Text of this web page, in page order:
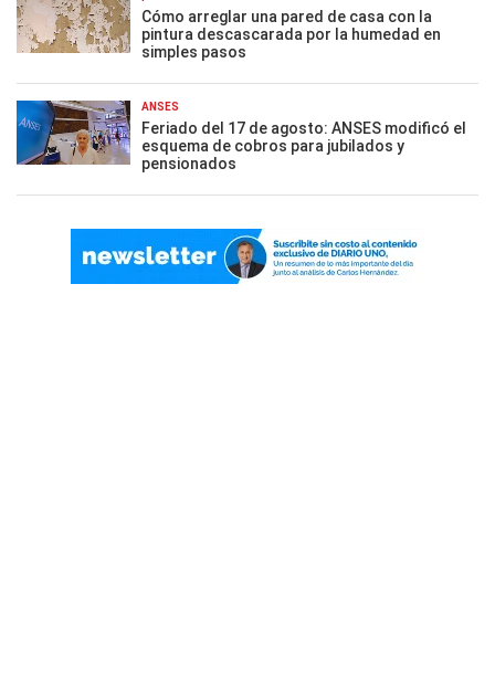
Cómo arreglar una pared de casa con la
pintura descascarada por la humedad en
simples pasos
ANSES
Feriado del 17 de agosto: ANSES modificó el
esquema de cobros para jubilados y
pensionados